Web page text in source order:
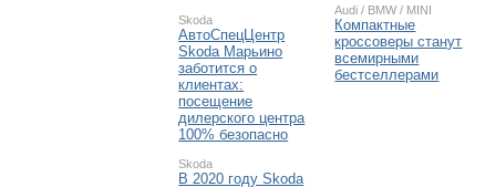
Skoda
АвтоСпецЦентр
Skoda Марьино
заботится о
клиентах:
посещение
дилерского центра
100% безопасно
Skoda
В 2020 году Skoda
Audi / BMW / MINI
Компактные
кроссоверы станут
всемирными
бестселлерами